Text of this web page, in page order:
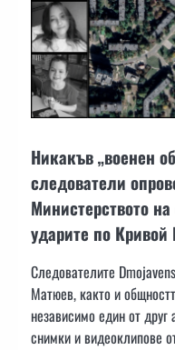
Никакъв „военен
следователи
Министерството
ударите по Кривой
Следователите
Матюев, както и
независимо един от друг
снимки и видеоклипове